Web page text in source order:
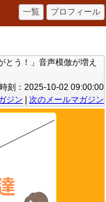
とう！」音声模倣が増え
刻：2025-10-02 09:00:00
ジン
次のメールマガジン